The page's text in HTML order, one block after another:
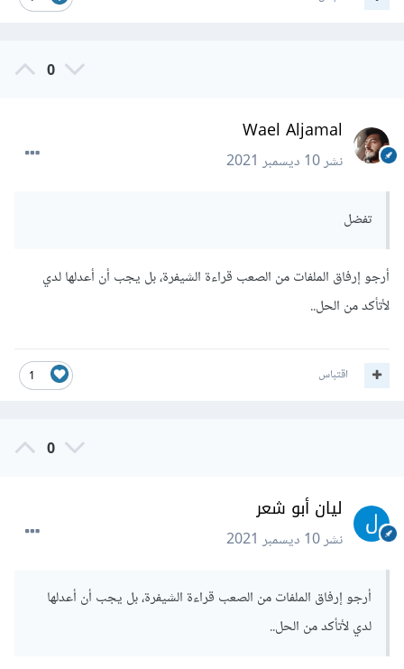
0
Wael Aljamal
نشر10 ديسمبر 2021
تفضل
أرجو إرفاق الملفات من الصعب قراءة الشيفرة، بل يجب أن أعدلها لدي
لأتأكد من الحل..
1 اقتباس
0
ليان أبو شعر
نشر10 ديسمبر 2021
أرجو إرفاق الملفات من الصعب قراءة الشيفرة، بل يجب أن أعدلها
لدي لأتأكد من الحل..